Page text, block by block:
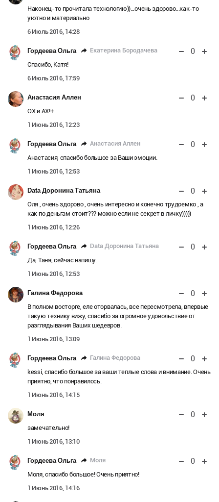
Наконец-то прочитала технологию))...очень здорово...как-то
уютно и материально
6 Июль 2016, 14:28
Гордеева Ольга Екатерина Бородачева 0
Спасибо, Катя!
6 Июль 2016, 17:59
Анастасия Аллен 0
ОХ и АХ!+
1 Июнь 2016, 12:23
Гордеева Ольга Анастасия Аллен 0
Анастасия, спасибо большое за Ваши эмоции.
1 Июнь 2016, 12:53
Data Доронина Татьяна 0
Оля , очень здорово , очень интересно и конечно трудоемко , а
как по деньгам стоит??? можно если не секрет в личку)))))
1 Июнь 2016, 12:26
Гордеева Ольга Data Доронина Татьяна 0
Да, Таня, сейчас напишу.
1 Июнь 2016, 12:53
Галина Федорова 0
В полном восторге, еле оторвалась, все пересмотрела, впервые
такую технику вижу, спасибо за огромное удовольствие от
разглядывания Ваших шедевров.
1 Июнь 2016, 13:09
Гордеева Ольга Галина Федорова 0
kessi, спасибо большое за ваши теплые слова и внимание. Очень
приятно, что понравилось.
1 Июнь 2016, 14:15
Моля 0
замечательно!
1 Июнь 2016, 13:10
Гордеева Ольга Моля 0
Моля, спасибо большое! Очень приятно!
1 Июнь 2016, 14:16